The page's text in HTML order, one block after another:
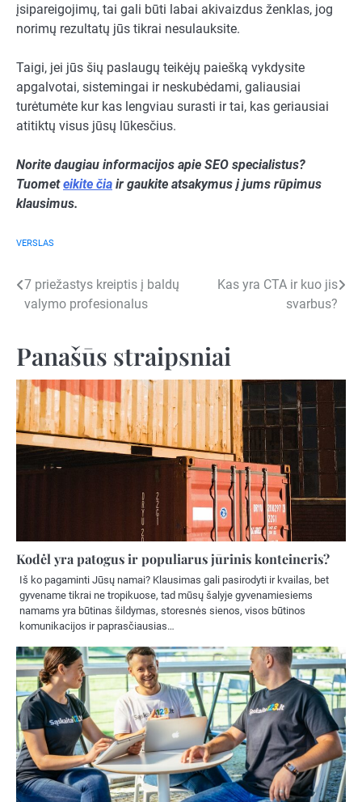
įsipareigojimų, tai gali būti labai akivaizdus ženklas, jog
norimų rezultatų jūs tikrai nesulauksite.
Taigi, jei jūs šių paslaugų teikėjų paiešką vykdysite
apgalvotai, sistemingai ir neskubėdami, galiausiai
turėtumėte kur kas lengviau surasti ir tai, kas geriausiai
atitiktų visus jūsų lūkesčius.
Norite daugiau informacijos apie SEO specialistus?
Tuometeikite čia ir gaukite atsakymus į jums rūpimus
klausimus.
VERSLAS
Navigacija
tarp
įrašų
7 priežastys kreiptis į baldų
valymo profesionalus
Kas yra CTA ir kuo jis
svarbus?
Panašūs straipsniai
Kodėl yra patogus ir populiarus jūrinis konteineris?
Iš ko pagaminti Jūsų namai? Klausimas gali pasirodyti ir kvailas, bet
gyvename tikrai ne tropikuose, tad mūsų šalyje gyvenamiesiems
namams yra būtinas šildymas, storesnės sienos, visos būtinos
komunikacijos ir paprasčiausias…